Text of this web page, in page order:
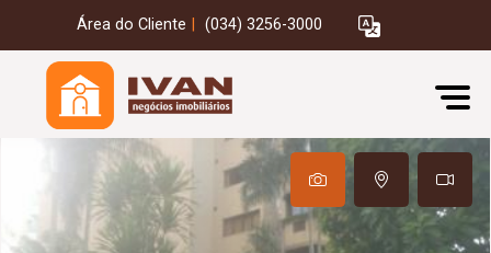
Área do Cliente (034) 3256-3000